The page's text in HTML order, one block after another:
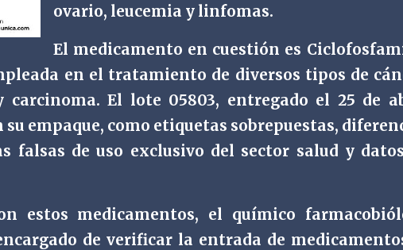
ovario, leucemia y linfomas.
El medicamento en cuestión es
en el tratamiento de diversos tipos de
carcinoma. El lote 05803, entregado el 25 de
empaque, como etiquetas sobrepuestas,
falsas de uso exclusivo del sector salud y
estos medicamentos, el químico
de verificar la entrada de